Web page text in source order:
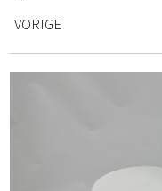
VORIGE